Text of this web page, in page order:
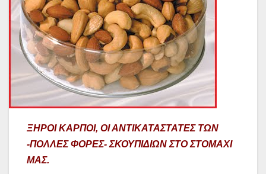
ΞΗΡΟΙ ΚΑΡΠΟΙ, ΟΙ ΑΝΤΙΚΑΤΑΣΤΑΤΕΣ ΤΩΝ
-ΠΟΛΛΕΣ ΦΟΡΕΣ- ΣΚΟΥΠΙΔΙΩΝ ΣΤΟ ΣΤΟΜΑΧΙ
ΜΑΣ.